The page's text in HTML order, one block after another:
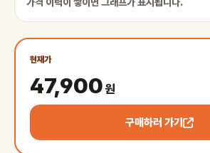
현재가
47,900원
구매하러 가기